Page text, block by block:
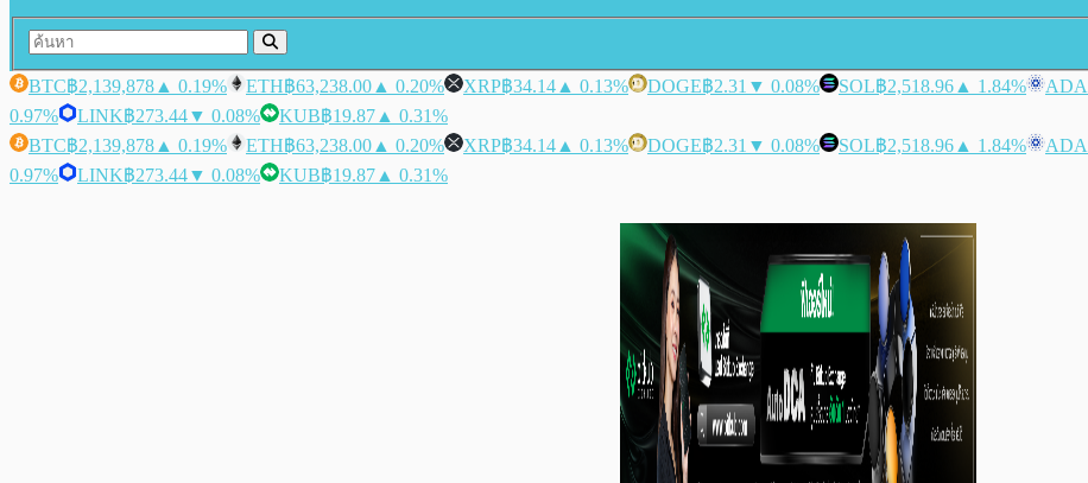
BTC฿2,139,878 ▲ 0.19% ETH฿63,238.00 ▲ 0.20% XRP฿34.14 ▲ 0.13% DOGE฿2.31 ▼ 0.08% SOL฿2,518.96 ▲ 1.84% ADA
0.97%
LINK฿273.44▼ 0.08% KUB฿19.87 ▲ 0.31%
BTC฿2,139,878 ▲ 0.19% ETH฿63,238.00 ▲ 0.20% XRP฿34.14 ▲ 0.13% DOGE฿2.31 ▼ 0.08% SOL฿2,518.96 ▲ 1.84% ADA
0.97%
LINK฿273.44▼ 0.08% KUB฿19.87 ▲ 0.31%